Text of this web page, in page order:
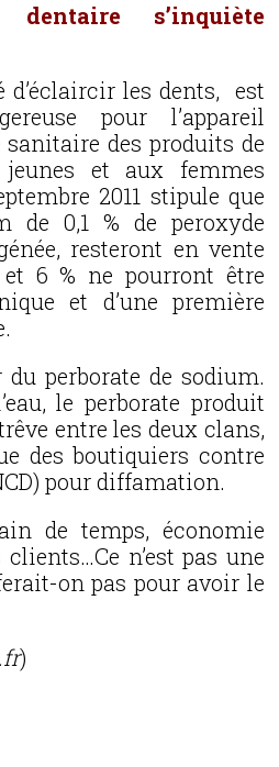
s’inquiète
d’éclaircir les dents, est
pour l’appareil
des produits de
et aux femmes
2011 stipule que
0,1 % de peroxyde
resteront en vente
6 % ne pourront être
et d’une première
perborate de sodium.
le perborate produit
entre les deux clans,
des boutiquiers contre
pour diffamation.
de temps, économie
n’est pas une
on pas pour avoir le
)